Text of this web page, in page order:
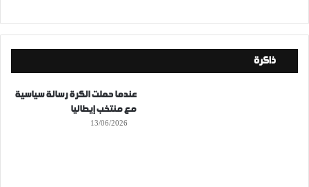
ذاكرة
عندما حملت الكرة رسالة سياسية
مع منتخب إيطاليا
13/06/2026